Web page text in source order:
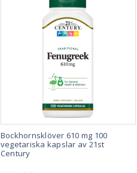
Bockhornsklöver 610 mg 100
vegetariska kapslar av 21st
Century